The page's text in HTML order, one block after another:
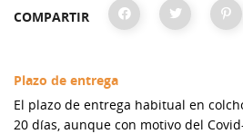
COMPARTIR
Plazo de entrega
El plazo de entrega habitual en
20 días, aunque con motivo del